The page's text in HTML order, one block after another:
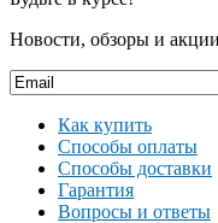
Новости, обзоры и акции
Как купить
Способы оплаты
Способы доставки
Гарантия
Вопросы и ответы